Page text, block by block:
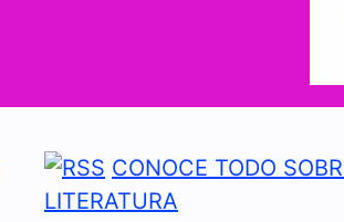
CONOCE TODO
LITERATURA